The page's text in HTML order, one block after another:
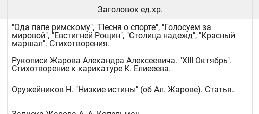
Заголовок ед.хр.
"Ода папе римскому", "Песня о спорте", "Голосуем за
мировой", "Евстигней Рощин", "Столица надежд", "Красный
маршал". Стихотворения.
Рукописи Жарова Алекандра Алексеевича. "ХIII Октябрь".
Стихотворение к карикатуре К. Елиееева.
Оружейников Н. "Низкие истины" (об Ал. Жарове). Статья.